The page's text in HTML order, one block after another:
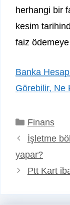
herhangi bir
kesim
faiz ödemeye
Banka
Görebilir, Ne
Kategoriler
Finans
İşletme
yapar?
Ptt Kart